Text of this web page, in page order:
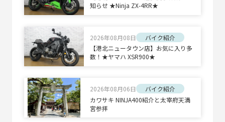
知らせ ★Ninja ZX-4RR★
2026年08月08日
バイク紹介
【港北ニュータウン店】お気に入り多
数！★ヤマハ XSR900★
2026年08月06日
バイク紹介
カワサキ NINJA400紹介と太宰府天満
宮参拝